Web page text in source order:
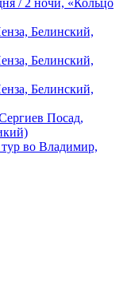
/ 2 ночи, «Кольцо
Белинский,
Белинский,
Белинский,
Посад,
во Владимир,